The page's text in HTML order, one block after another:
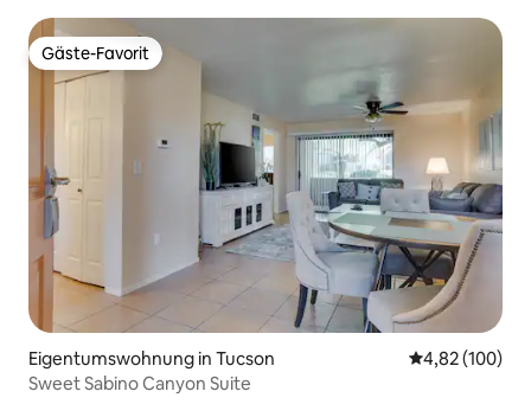
Gäste-Favorit
Gäste-Favorit
Eigentumswohnung in Tucson
4,82 (100)
Sweet Sabino Canyon Suite